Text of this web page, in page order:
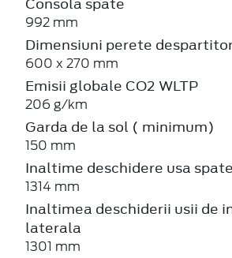
992 mm
Dimensiuni perete
600 x 270 mm
Emisii globale CO2 WLTP
206 g/km
Garda de la sol ( minimum)
150 mm
Inaltime deschidere usa spate
1314 mm
Inaltimea deschiderii usii de
laterala
1301 mm